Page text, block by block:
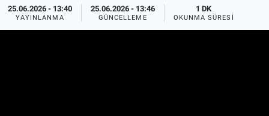
25.06.2026 - 13:40
YAYINLANMA
25.06.2026 - 13:46
GÜNCELLEME
1 DK
OKUNMA SÜRESI